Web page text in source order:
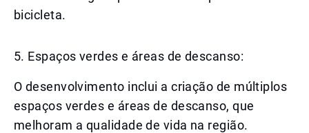
bicicleta.
5. Espaços verdes e áreas de descanso:
O desenvolvimento inclui a criação de múltiplos
espaços verdes e áreas de descanso, que
melhoram a qualidade de vida na região.